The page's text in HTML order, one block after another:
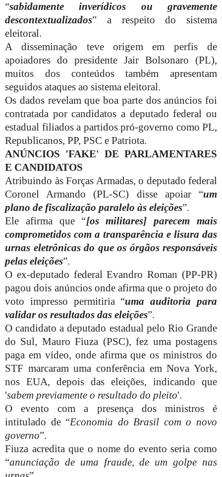
“sabidamente inverídicos ou gravemente
descontextualizados” a respeito do sistema
eleitoral.
A disseminação teve origem em perfis de
apoiadores do presidente Jair Bolsonaro (PL),
muitos dos conteúdos também apresentam
seguidos ataques ao sistema eleitoral.
Os dados revelam que boa parte dos anúncios foi
contratada por candidatos a deputado federal ou
estadual filiados a partidos pró-governo como PL,
Republicanos, PP, PSC e Patriota.
ANÚNCIOS 'FAKE' DE PARLAMENTARES
E CANDIDATOS
Atribuindo às Forças Armadas, o deputado federal
Coronel Armando (PL-SC) disse apoiar “um
plano de fiscalização paralelo às eleições”.
Ele afirma que “[os militares] parecem mais
comprometidos com a transparência e lisura das
urnas eletrônicas do que os órgãos responsáveis
pelas eleições”.
O ex-deputado federal Evandro Roman (PP-PR)
pagou dois anúncios onde afirma que o projeto do
voto impresso permitiria “uma auditoria para
validar os resultados das eleições”.
O candidato a deputado estadual pelo Rio Grande
do Sul, Mauro Fiuza (PSC), fez uma postagens
paga em vídeo, onde afirma que os ministros do
STF marcaram uma conferência em Nova York,
nos EUA, depois das eleições, indicando que
'sabem previamente o resultado do pleito'.
O evento com a presença dos ministros é
intitulado de “Economia do Brasil com o novo
governo”.
Fiuza acredita que o nome do evento seria como
“anunciação de uma fraude, de um golpe nas